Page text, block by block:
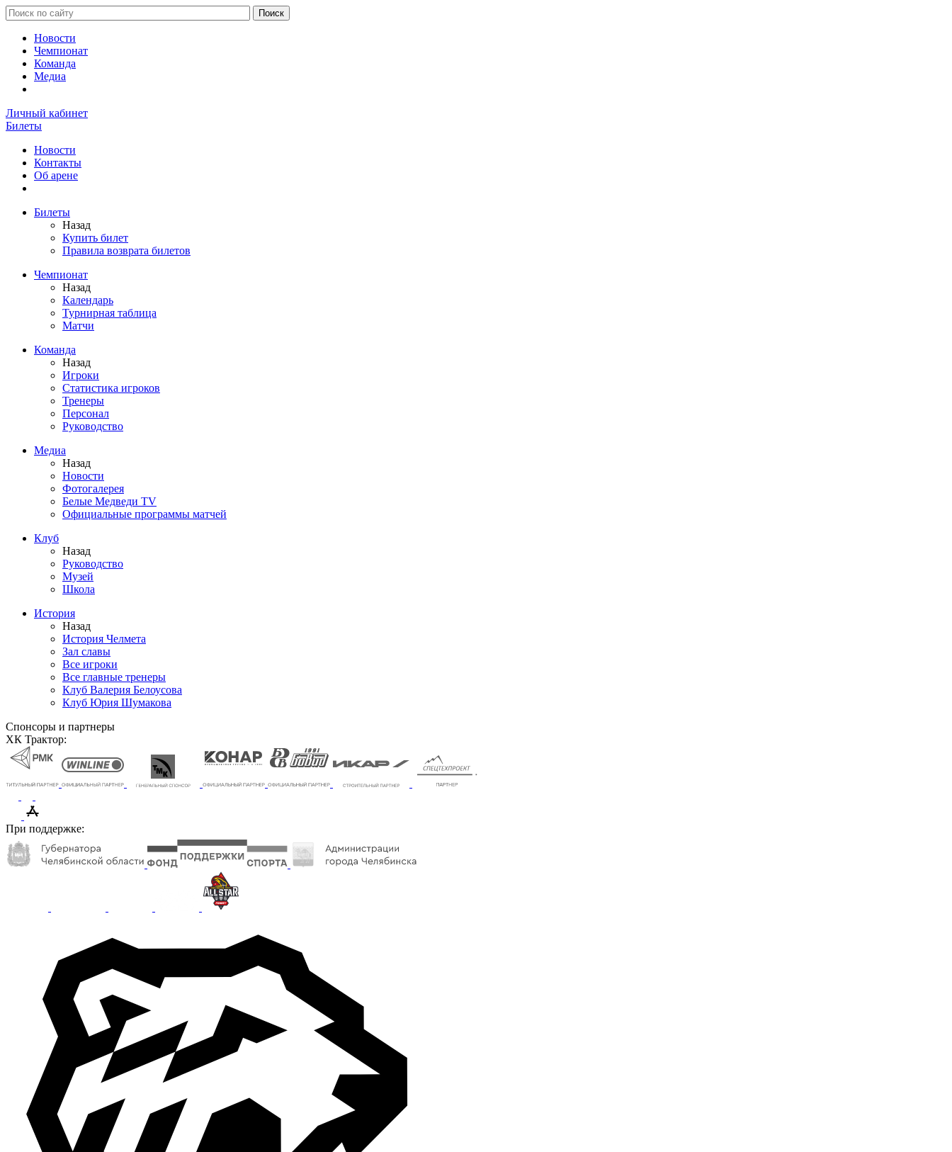
Новости
Чемпионат
Команда
Медиа
Личный кабинет
Билеты
Новости
Контакты
Об арене
Билеты
Назад
Купить билет
Правила возврата билетов
Чемпионат
Назад
Календарь
Турнирная таблица
Матчи
Команда
Назад
Игроки
Статистика игроков
Тренеры
Персонал
Руководство
Медиа
Назад
Новости
Фотогалерея
Белые Медведи TV
Официальные программы матчей
Клуб
Назад
Руководство
Музей
Школа
История
Назад
История Челмета
Зал славы
Все игроки
Все главные тренеры
Клуб Валерия Белоусова
Клуб Юрия Шумакова
Спонсоры и партнеры
ХК Трактор:
При поддержке: